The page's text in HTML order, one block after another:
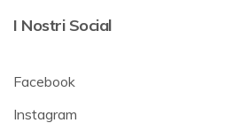
I Nostri Social
Facebook
Instagram